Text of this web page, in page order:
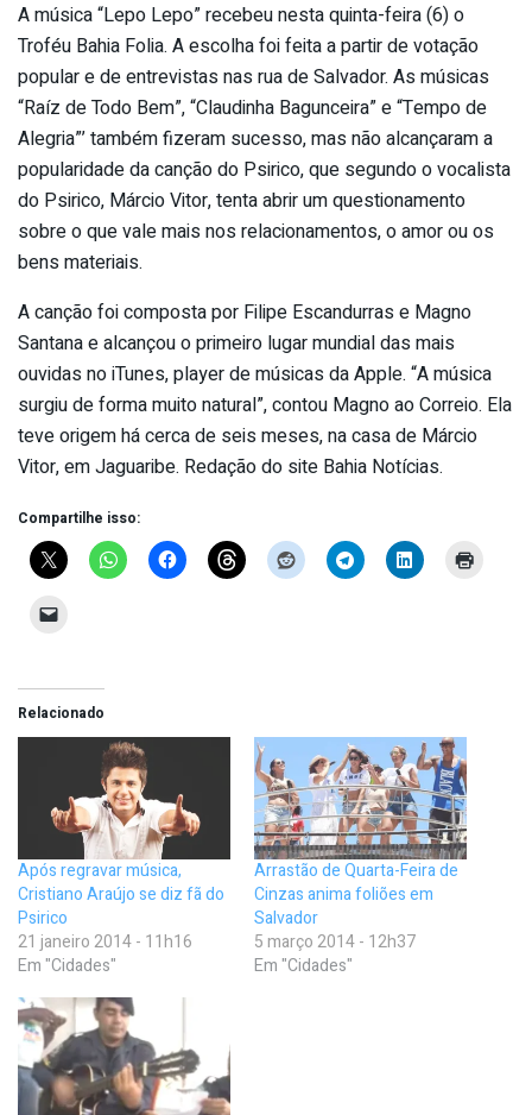
A música “Lepo Lepo” recebeu nesta quinta-feira (6) o
Troféu Bahia Folia. A escolha foi feita a partir de votação
popular e de entrevistas nas rua de Salvador. As músicas
“Raíz de Todo Bem”, “Claudinha Bagunceira” e “Tempo de
Alegria”’ também fizeram sucesso, mas não alcançaram a
popularidade da canção do Psirico, que segundo o vocalista
do Psirico, Márcio Vitor, tenta abrir um questionamento
sobre o que vale mais nos relacionamentos, o amor ou os
bens materiais.
A canção foi composta por Filipe Escandurras e Magno
Santana e alcançou o primeiro lugar mundial das mais
ouvidas no iTunes, player de músicas da Apple. “A música
surgiu de forma muito natural”, contou Magno ao Correio. Ela
teve origem há cerca de seis meses, na casa de Márcio
Vitor, em Jaguaribe. Redação do site Bahia Notícias.
Compartilhe isso:
Relacionado
Após regravar música,
Cristiano Araújo se diz fã do
Psirico
21 janeiro 2014 - 11h16
Em "Cidades"
Arrastão de Quarta-Feira de
Cinzas anima foliões em
Salvador
5 março 2014 - 12h37
Em "Cidades"